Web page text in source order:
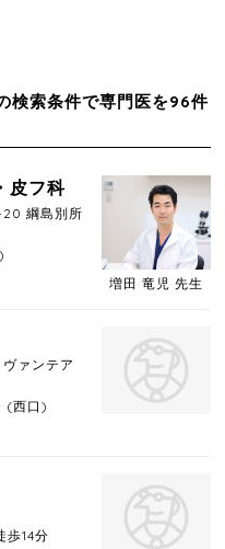
検索条件で専門医を96件
増田 竜児 先生
皮フ科
綱島別所
ァンテア
(西口)
歩14分